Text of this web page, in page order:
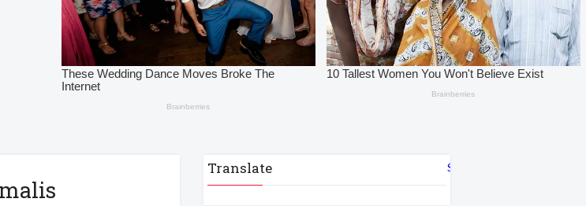
Translate Select Language